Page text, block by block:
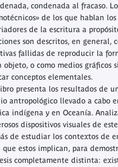
condenada al fracaso.
de los que hablan los
de la escritura a
son descritos, en general,
fallidas de reproducir la
objeto, o como medios gráficos
conceptos elementales.
presenta los resultados de
antropológico llevado a cabo
indígena y en Oceanía.
dispositivos visuales de
de estudiar los contextos de
estos implican, para
completamente distinta: